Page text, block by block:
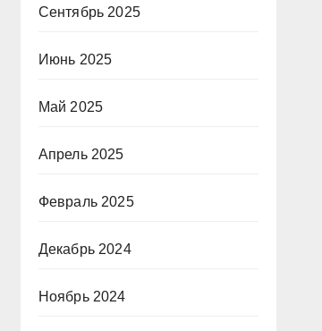
Сентябрь 2025
Июнь 2025
Май 2025
Апрель 2025
Февраль 2025
Декабрь 2024
Ноябрь 2024